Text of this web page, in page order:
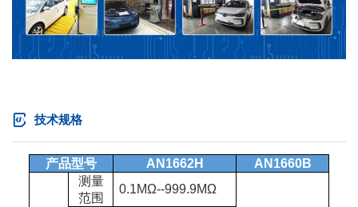
技术规格
产品型号 AN1662H AN1660B
测量
范围
0.1MΩ--999.9MΩ